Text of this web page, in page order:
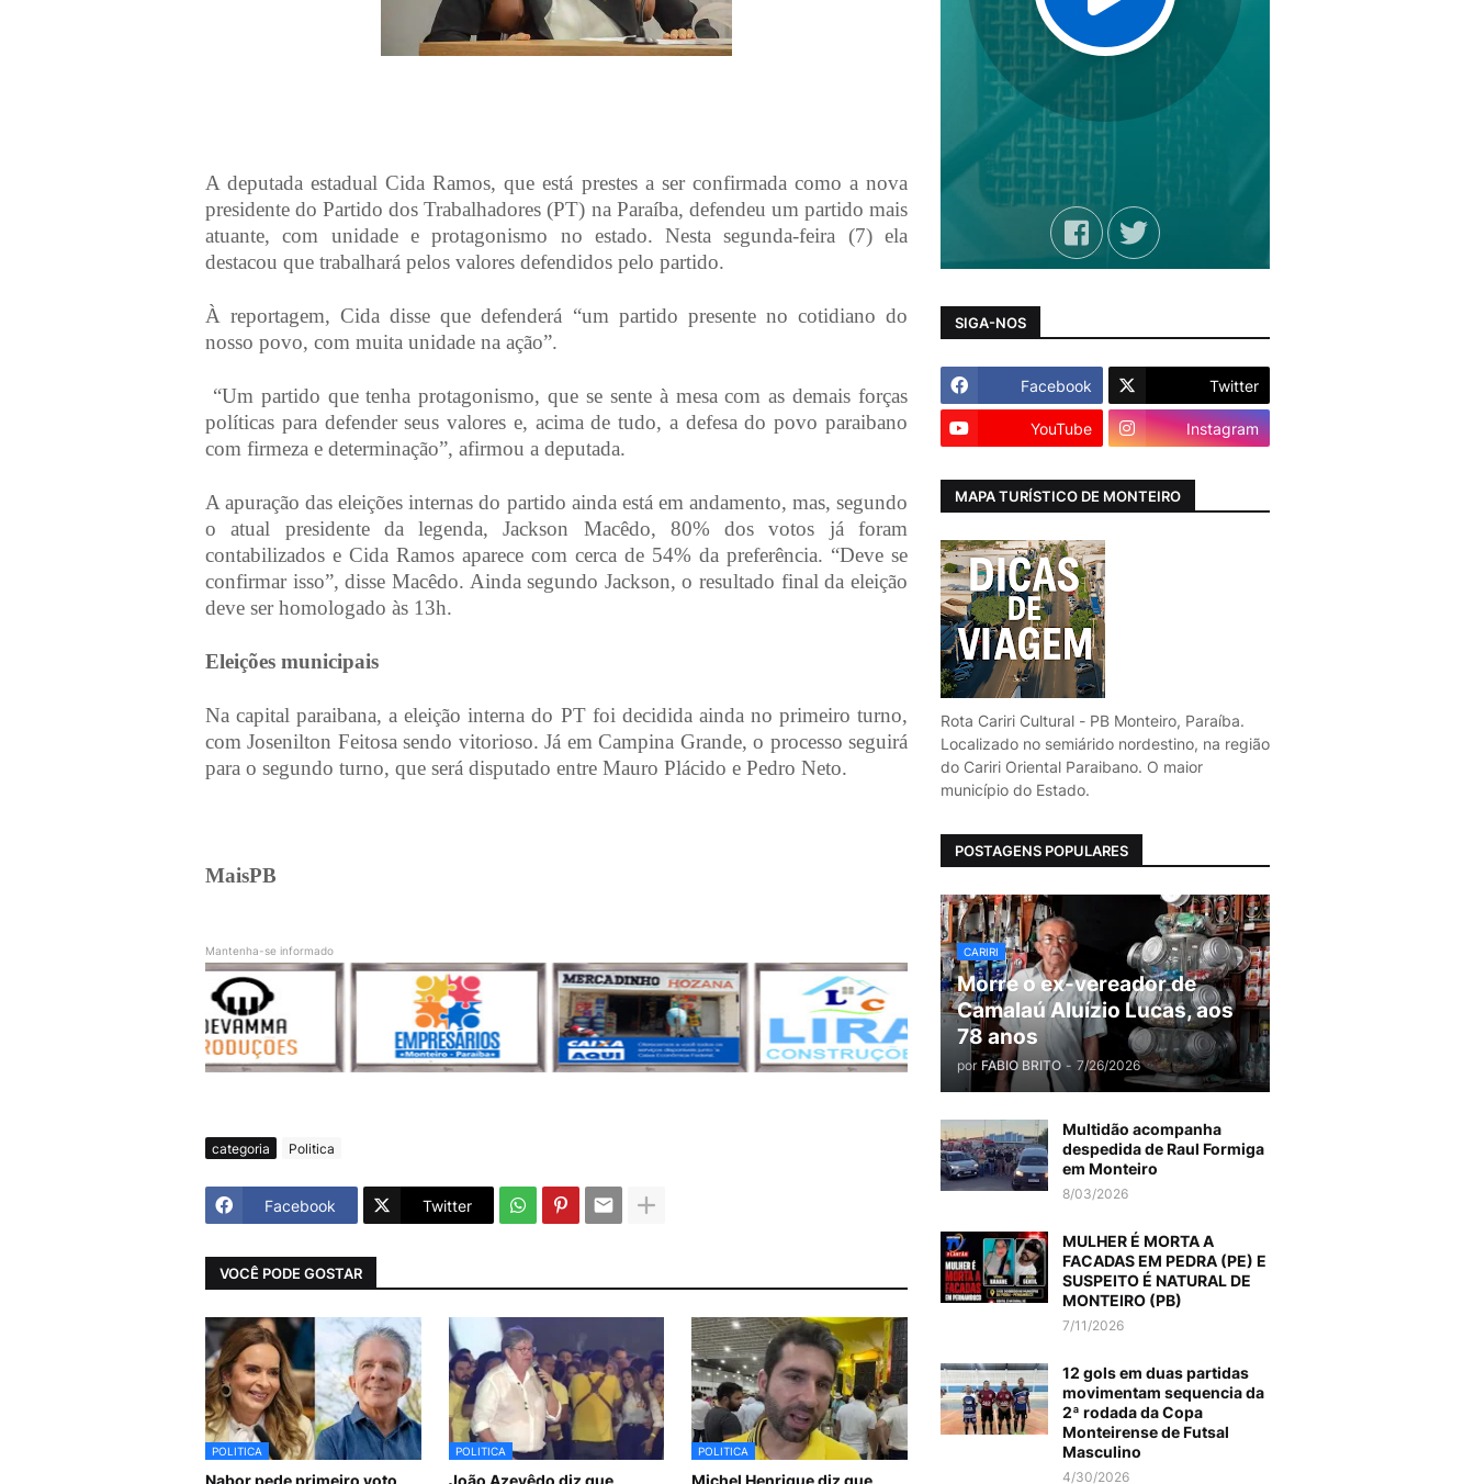
A deputada estadual Cida Ramos, que está prestes a ser confirmada como a nova
presidente do Partido dos Trabalhadores (PT) na Paraíba, defendeu um partido mais
atuante, com unidade e protagonismo no estado. Nesta segunda-feira (7) ela
destacou que trabalhará pelos valores defendidos pelo partido.
À reportagem, Cida disse que defenderá “um partido presente no cotidiano do
nosso povo, com muita unidade na ação”.
“Um partido que tenha protagonismo, que se sente à mesa com as demais forças
políticas para defender seus valores e, acima de tudo, a defesa do povo paraibano
com firmeza e determinação”, afirmou a deputada.
A apuração das eleições internas do partido ainda está em andamento, mas, segundo
o atual presidente da legenda, Jackson Macêdo, 80% dos votos já foram
contabilizados e Cida Ramos aparece com cerca de 54% da preferência. “Deve se
confirmar isso”, disse Macêdo. Ainda segundo Jackson, o resultado final da eleição
deve ser homologado às 13h.
Eleições municipais
Na capital paraibana, a eleição interna do PT foi decidida ainda no primeiro turno,
com Josenilton Feitosa sendo vitorioso. Já em Campina Grande, o processo seguirá
para o segundo turno, que será disputado entre Mauro Plácido e Pedro Neto.
MaisPB
Mantenha-se informado
categoria Politica
Facebook Twitter
VOCÊ PODE GOSTAR
POLITICA POLITICA POLITICA
SIGA-NOS
Facebook Twitter
YouTube Instagram
MAPA TURÍSTICO DE MONTEIRO
Rota Cariri Cultural - PB Monteiro, Paraíba.
Localizado no semiárido nordestino, na região
do Cariri Oriental Paraibano. O maior
município do Estado.
POSTAGENS POPULARES
CARIRI
Morre o ex-vereador de
Camalaú Aluízio Lucas, aos
78 anos
por FABIO BRITO - 7/26/2026
Multidão acompanha
despedida de Raul Formiga
em Monteiro
8/03/2026
MULHER É MORTA A
FACADAS EM PEDRA (PE) E
SUSPEITO É NATURAL DE
MONTEIRO (PB)
7/11/2026
12 gols em duas partidas
movimentam sequencia da
2ª rodada da Copa
Monteirense de Futsal
Masculino
4/30/2026